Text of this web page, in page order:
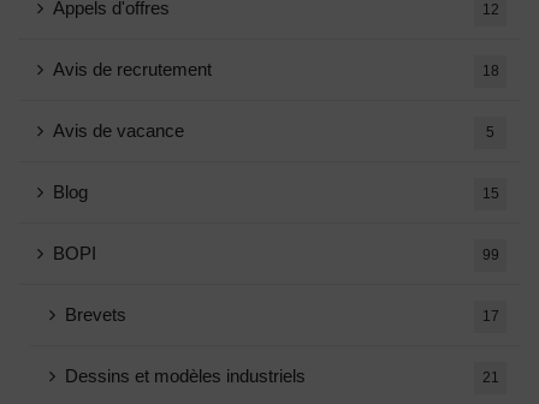
Appels d'offres 12
Avis de recrutement 18
Avis de vacance 5
Blog 15
BOPI 99
Brevets 17
Dessins et modèles industriels 21